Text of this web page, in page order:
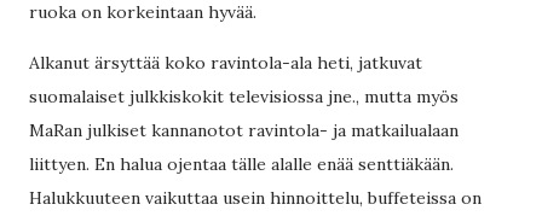
ruoka on korkeintaan hyvää.
Alkanut ärsyttää koko ravintola-ala heti, jatkuvat
suomalaiset julkkiskokit televisiossa jne., mutta myös
MaRan julkiset kannanotot ravintola- ja matkailualaan
liittyen. En halua ojentaa tälle alalle enää senttiäkään.
Halukkuuteen vaikuttaa usein hinnoittelu, buffeteissa on